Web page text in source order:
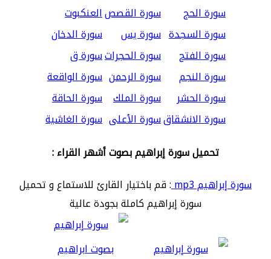
سورة الحج
سورة القصصالعنكبوت
سورة السجدة سورة يس
سورة الدخان
سورة الفتح
سورة الحجراتسورة ق
سورة النجم
سورة الرحمن سورة الواقعة
سورة الحشر
سورة الملك سورة الحاقة
سورة الانشقاقسورة الأعلى سورة الغاشية
تحميل سورة إبراهيم بصوت أشهر القراء :
سورة إبراهيم mp3
: قم باختيار القارئ للاستماع و تحميل
سورة إبراهيم كاملة بجودة عالية